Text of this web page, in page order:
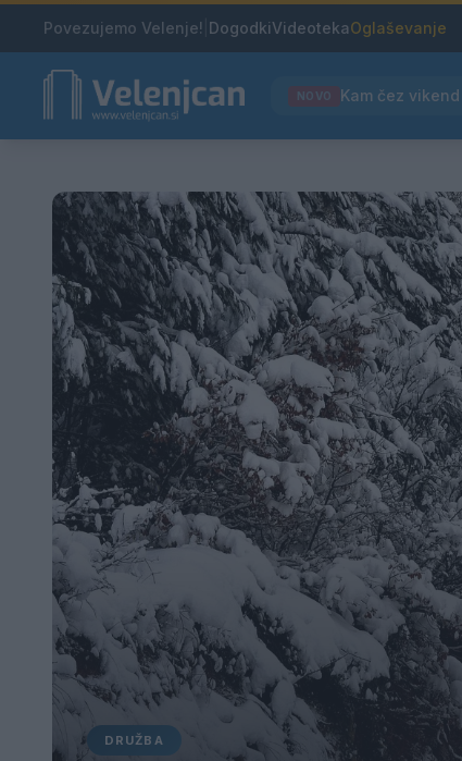
Povezujemo Velenje! DogodkiVideotekaOglaševanje
NOVO
DRUŽBA